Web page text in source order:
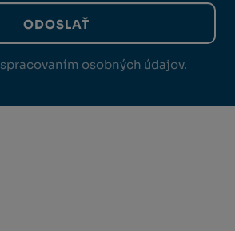
ODOSLAŤ
spracovaním osobných údajov.